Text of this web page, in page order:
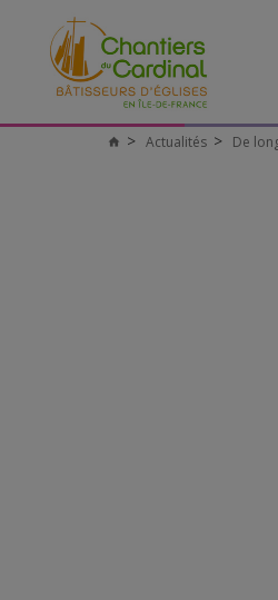
Chantiers
Actualités De